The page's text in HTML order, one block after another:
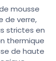
mousse
de verre,
strictes en
thermique
de haute